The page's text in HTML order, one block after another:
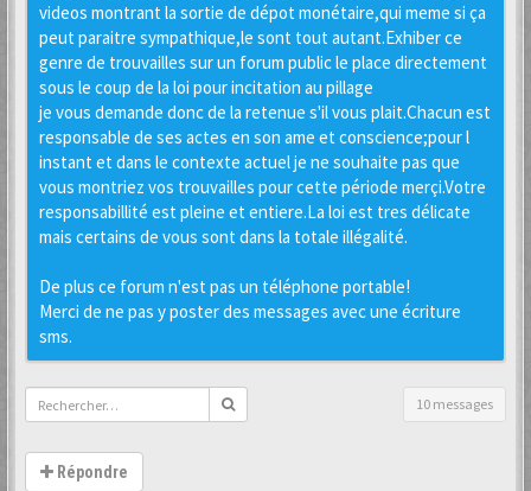
videos montrant la sortie de dépot monétaire,qui meme si ça
peut paraitre sympathique,le sont tout autant.Exhiber ce
genre de trouvailles sur un forum public le place directement
sous le coup de la loi pour incitation au pillage
je vous demande donc de la retenue s'il vous plait.Chacun est
responsable de ses actes en son ame et conscience;pour l
instant et dans le contexte actuel je ne souhaite pas que
vous montriez vos trouvailles pour cette période merçi.Votre
responsabillité est pleine et entiere.La loi est tres délicate
mais certains de vous sont dans la totale illégalité.
De plus ce forum n'est pas un téléphone portable!
Merci de ne pas y poster des messages avec une écriture
sms.
10 messages
Répondre